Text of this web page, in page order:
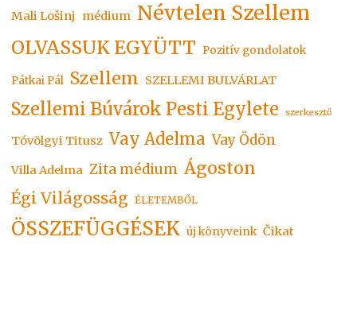
Mali Lošinj médium Névtelen Szellem
OLVASSUK EGYÜTT Pozitív gondolatok
Pátkai Pál Szellem SZELLEMI BULVÁRLAT
Szellemi Búvárok Pesti Egylete szerkesztő
Tóvölgyi Titusz Vay Adelma Vay Ödön
Villa Adelma Zita médium Ágoston
Égi Világosság ÉLETEMBŐL
ÖSSZEFÜGGÉSEK új könyveink Čikat